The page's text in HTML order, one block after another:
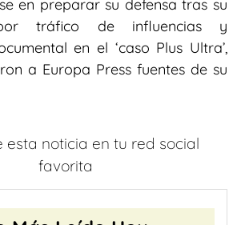
en preparar su defensa tras su
tráfico de influencias y
en el ‘caso Plus Ultra’,
a Europa Press fuentes de su
esta noticia en tu red social
favorita